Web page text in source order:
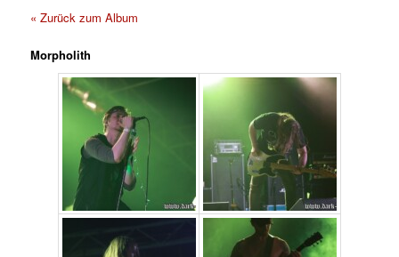
« Zurück zum Album
Morpholith